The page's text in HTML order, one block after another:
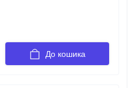
До кошика